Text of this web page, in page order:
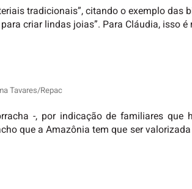
tradicionais”, citando o exemplo das
criar lindas joias”. Para Cláudia, isso é
Tavares/Repac
-, por indicação de familiares que
que a Amazônia tem que ser